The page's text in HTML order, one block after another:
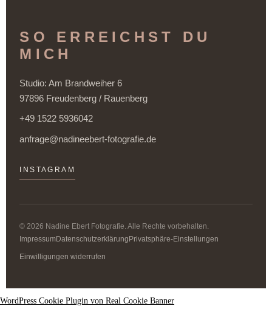
SO ERREICHST DU
MICH
Studio: Am Brandweiher 6
97896 Freudenberg / Rauenberg
+49 1522 5936042
anfrage@nadineebert-fotografie.de
INSTAGRAM
© 2026 Nadine Ebert Fotografie. Alle Rechte vorbehalten.
ImpressumDatenschutzerklärungPrivatsphäre-Einstellungen
Einwilligungen widerrufen
WordPress Cookie Plugin von Real Cookie Banner